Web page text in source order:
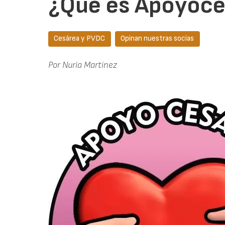
Cesárea y PVDC Opinan nuestras socias
Por Nuria Martínez